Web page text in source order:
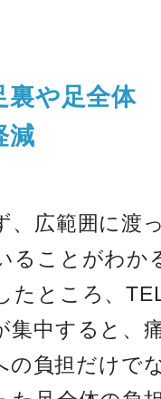
裏や足全体
減
、広範囲に渡
ることがわか
たところ、
集中すると、
の負担だけで